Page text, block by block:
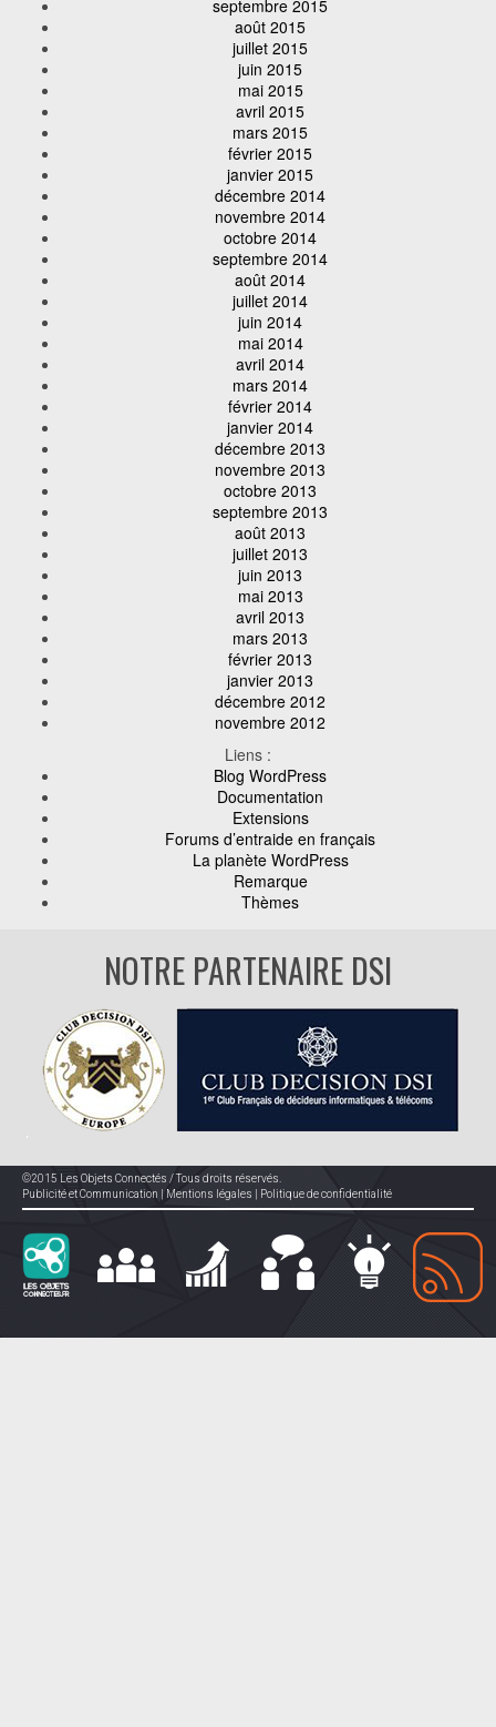
septembre 2015
août 2015
juillet 2015
juin 2015
mai 2015
avril 2015
mars 2015
février 2015
janvier 2015
décembre 2014
novembre 2014
octobre 2014
septembre 2014
août 2014
juillet 2014
juin 2014
mai 2014
avril 2014
mars 2014
février 2014
janvier 2014
décembre 2013
novembre 2013
octobre 2013
septembre 2013
août 2013
juillet 2013
juin 2013
mai 2013
avril 2013
mars 2013
février 2013
janvier 2013
décembre 2012
novembre 2012
Liens :
Blog WordPress
Documentation
Extensions
Forums d’entraide en français
La planète WordPress
Remarque
Thèmes
NOTRE PARTENAIRE DSI
©2015 Les Objets Connectés / Tous droits réservés.
Publicité et Communication
Mentions légales Politique de confidentialité